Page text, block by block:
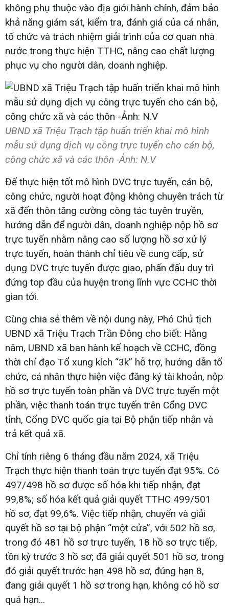
không phụ thuộc vào địa giới hành chính, đảm bảo
khả năng giám sát, kiểm tra, đánh giá của cá nhân,
tổ chức và trách nhiệm giải trình của cơ quan nhà
nước trong thực hiện TTHC, nâng cao chất lượng
phục vụ cho người dân, doanh nghiệp.
UBND xã Triệu Trạch tập huấn triển khai mô hình
mẫu sử dụng dịch vụ công trực tuyến cho cán bộ,
công chức xã và các thôn -Ảnh: N.V
Để thực hiện tốt mô hình DVC trực tuyến, cán bộ,
công chức, người hoạt động không chuyên trách từ
xã đến thôn tăng cường công tác tuyên truyền,
hướng dẫn để người dân, doanh nghiệp nộp hồ sơ
trực tuyến nhằm nâng cao số lượng hồ sơ xử lý
trực tuyến, hoàn thành chỉ tiêu về cung cấp, sử
dụng DVC trực tuyến được giao, phấn đấu duy trì
đứng top đầu của huyện trong lĩnh vực CCHC thời
gian tới.
Cùng chia sẻ thêm về nội dung này, Phó Chủ tịch
UBND xã Triệu Trạch Trần Đông cho biết: Hằng
năm, UBND xã ban hành kế hoạch về CCHC, đồng
thời chỉ đạo Tổ xung kích “3k” hỗ trợ, hướng dẫn tổ
chức, cá nhân thực hiện việc đăng ký tài khoản, nộp
hồ sơ trực tuyến toàn phần và DVC trực tuyến một
phần, việc thanh toán trực tuyến trên Cổng DVC
tỉnh, Cổng DVC quốc gia tại Bộ phận tiếp nhận và
trả kết quả xã.
Chỉ tính riêng 6 tháng đầu năm 2024, xã Triệu
Trạch thực hiện thanh toán trực tuyến đạt 95%. Có
497/498 hồ sơ được số hóa khi tiếp nhận, đạt
99,8%; số hóa kết quả giải quyết TTHC 499/501
hồ sơ, đạt 99,6%. Việc tiếp nhận, chuyển và giải
quyết hồ sơ tại bộ phận “một cửa”, với 502 hồ sơ,
trong đó 481 hồ sơ trực tuyến, 18 hồ sơ trực tiếp,
tồn kỳ trước 3 hồ sơ; đã giải quyết 501 hồ sơ, trong
đó giải quyết trước hạn 498 hồ sơ, đúng hạn 8,
đang giải quyết 1 hồ sơ trong hạn, không có hồ sơ
quá hạn...